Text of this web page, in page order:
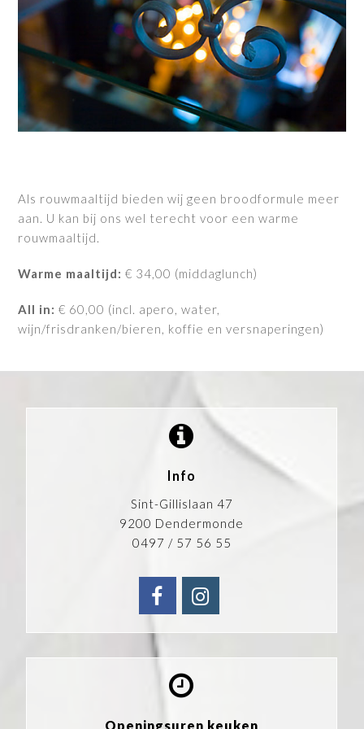
Als rouwmaaltijd bieden wij geen broodformule meer
aan. U kan bij ons wel terecht voor een warme
rouwmaaltijd.
Warme maaltijd: € 34,00 (middaglunch)
All in: € 60,00 (incl. apero, water,
wijn/frisdranken/bieren, koffie en versnaperingen)
Info
Sint-Gillislaan 47
9200 Dendermonde
0497 / 57 56 55
facebook
Openingsuren keuken